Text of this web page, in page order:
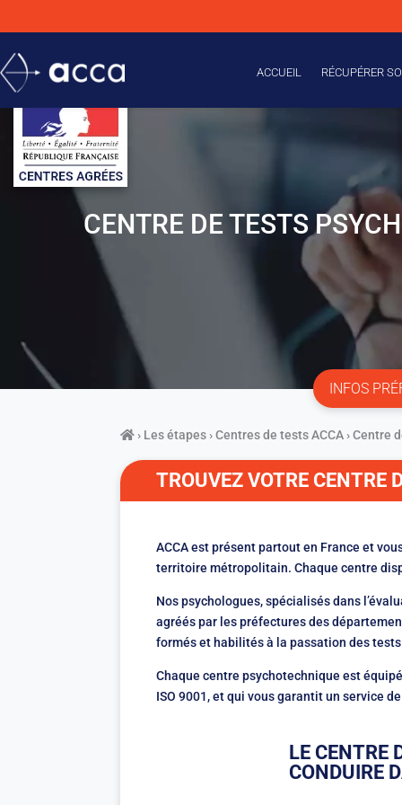
ACCUEIL RÉCUPÉRER
CENTRE DE TESTS
INFOS
› Les étapes ›Centres de tests ACCA ›Centre
TROUVEZ VOTRE CENTRE
ACCA est présent partout en France et
territoire métropolitain. Chaque centre
Nos psychologues, spécialisés dans
agréés par les préfectures des
formés et habilités à la passation des
Chaque centre psychotechnique est
ISO 9001, et qui vous garantit un service
LE CENTRE
CONDUIRE